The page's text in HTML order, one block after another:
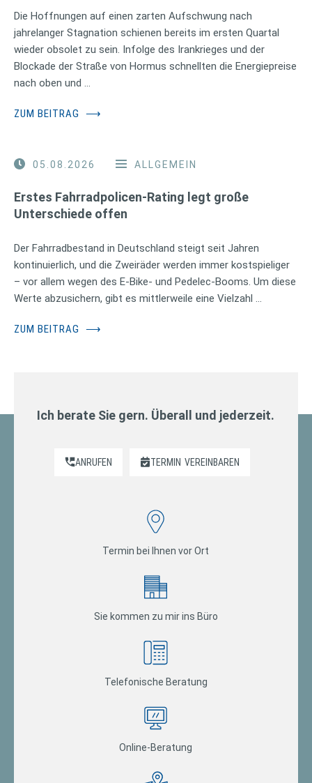
Die Hoffnungen auf einen zarten Aufschwung nach
jahrelanger Stagnation schienen bereits im ersten Quartal
wieder obsolet zu sein. Infolge des Irankrieges und der
Blockade der Straße von Hormus schnellten die Energiepreise
nach oben und …
ZUM BEITRAG ⟶
05.08.2026 ALLGEMEIN
Erstes Fahrradpolicen-Rating legt große
Unterschiede offen
Der Fahrradbestand in Deutschland steigt seit Jahren
kontinuierlich, und die Zweiräder werden immer kostspieliger
– vor allem wegen des E-Bike- und Pedelec-Booms. Um diese
Werte abzusichern, gibt es mittlerweile eine Vielzahl …
ZUM BEITRAG ⟶
Ich berate Sie gern. Überall und jederzeit.
ANRUFEN TERMIN VEREINBAREN
Termin bei Ihnen vor Ort
Sie kommen zu mir ins Büro
Telefonische Beratung
Online-Beratung